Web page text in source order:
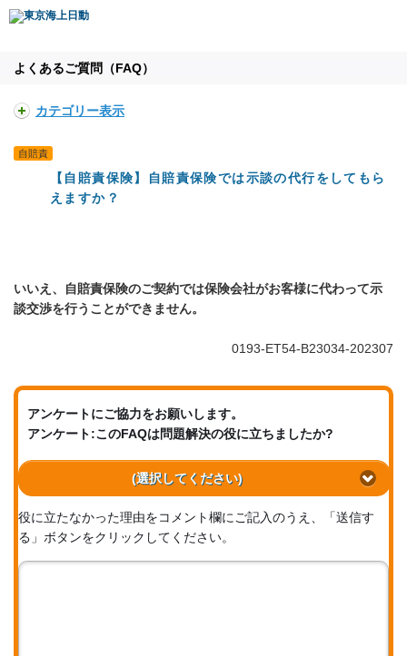
よくあるご質問（FAQ）
カテゴリー表示
自賠責
【自賠責保険】自賠責保険では示談の代行をしてもら
えますか？
いいえ、自賠責保険のご契約では保険会社がお客様に代わって示
談交渉を行うことができません。
0193-ET54-B23034-202307
アンケートにご協力をお願いします。
アンケート:このFAQは問題解決の役に立ちましたか?
(選択してください)
役に立たなかった理由をコメント欄にご記入のうえ、「送信す
る」ボタンをクリックしてください。